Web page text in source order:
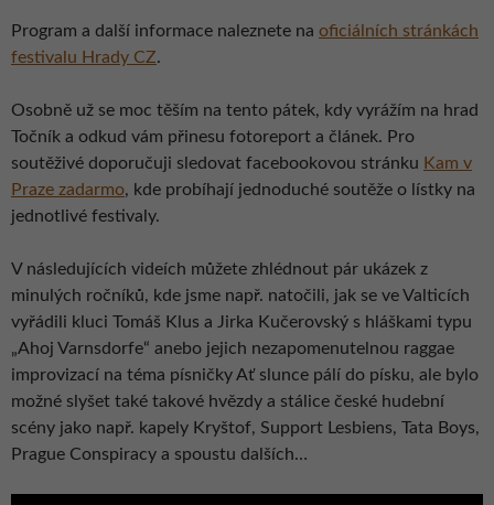
Program a další informace naleznete na oficiálních stránkách
festivalu Hrady CZ.
Osobně už se moc těším na tento pátek, kdy vyrážím na hrad
Točník a odkud vám přinesu fotoreport a článek. Pro
soutěživé doporučuji sledovat facebookovou stránku Kam v
Praze zadarmo, kde probíhají jednoduché soutěže o lístky na
jednotlivé festivaly.
V následujících videích můžete zhlédnout pár ukázek z
minulých ročníků, kde jsme např. natočili, jak se ve Valticích
vyřádili kluci Tomáš Klus a Jirka Kučerovský s hláškami typu
„Ahoj Varnsdorfe“ anebo jejich nezapomenutelnou raggae
improvizací na téma písničky Ať slunce pálí do písku, ale bylo
možné slyšet také takové hvězdy a stálice české hudební
scény jako např. kapely Kryštof, Support Lesbiens, Tata Boys,
Prague Conspiracy a spoustu dalších…